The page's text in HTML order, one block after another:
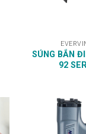
SÚNG BẮN
92